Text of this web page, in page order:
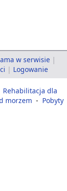
w serwisie |
| Logowanie
Rehabilitacja dla
morzem - Pobyty